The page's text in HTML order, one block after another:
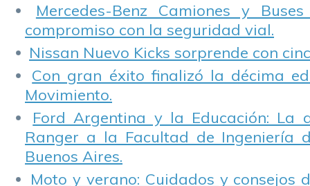
Mercedes-Benz Camiones y
compromiso con la seguridad vial.
Nissan Nuevo Kicks sorprende con
Con gran éxito finalizó la décima
Movimiento.
Ford Argentina y la Educación: La
Ranger a la Facultad de Ingeniería
Buenos Aires.
Moto y verano: Cuidados y consejos